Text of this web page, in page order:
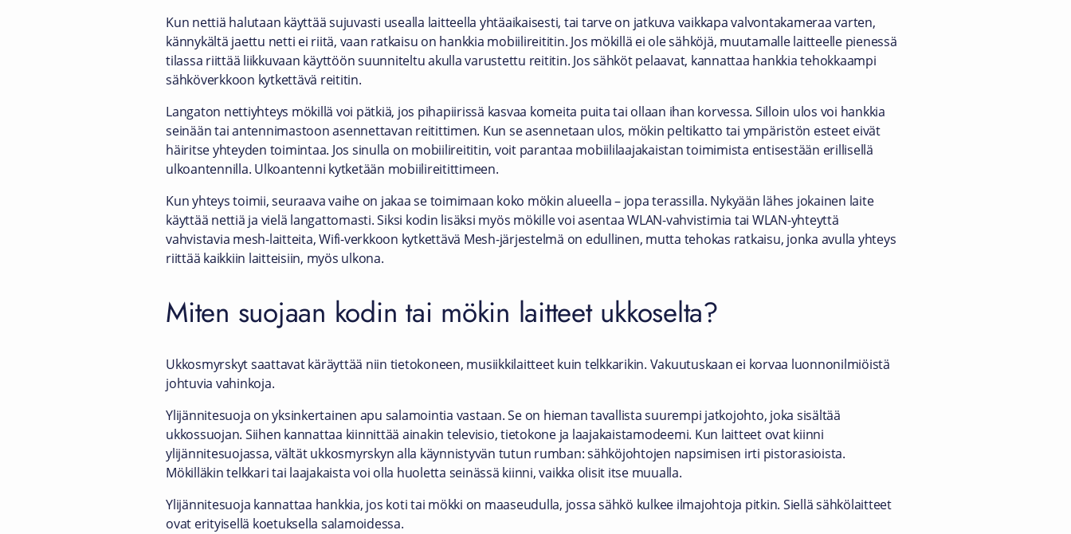
Kun nettiä halutaan käyttää sujuvasti usealla laitteella yhtäaikaisesti, tai tarve on jatkuva vaikkapa valvontakameraa varten,
kännykältä jaettu netti ei riitä, vaan ratkaisu on hankkia mobiilireititin. Jos mökillä ei ole sähköjä, muutamalle laitteelle pienessä
tilassa riittää liikkuvaan käyttöön suunniteltu akulla varustettu reititin. Jos sähköt pelaavat, kannattaa hankkia tehokkaampi
sähköverkkoon kytkettävä reititin.
Langaton nettiyhteys mökillä voi pätkiä, jos pihapiirissä kasvaa komeita puita tai ollaan ihan korvessa. Silloin ulos voi hankkia
seinään tai antennimastoon asennettavan reitittimen. Kun se asennetaan ulos, mökin peltikatto tai ympäristön esteet eivät
häiritse yhteyden toimintaa. Jos sinulla on mobiilireititin, voit parantaa mobiililaajakaistan toimimista entisestään erillisellä
ulkoantennilla. Ulkoantenni kytketään mobiilireitittimeen.
Kun yhteys toimii, seuraava vaihe on jakaa se toimimaan koko mökin alueella – jopa terassilla. Nykyään lähes jokainen laite
käyttää nettiä ja vielä langattomasti. Siksi kodin lisäksi myös mökille voi asentaa WLAN-vahvistimia tai WLAN-yhteyttä
vahvistavia mesh-laitteita, Wifi-verkkoon kytkettävä Mesh-järjestelmä on edullinen, mutta tehokas ratkaisu, jonka avulla yhteys
riittää kaikkiin laitteisiin, myös ulkona.
Miten suojaan kodin tai mökin laitteet ukkoselta?
Ukkosmyrskyt saattavat käräyttää niin tietokoneen, musiikkilaitteet kuin telkkarikin. Vakuutuskaan ei korvaa luonnonilmiöistä
johtuvia vahinkoja.
Ylijännitesuoja on yksinkertainen apu salamointia vastaan. Se on hieman tavallista suurempi jatkojohto, joka sisältää
ukkossuojan. Siihen kannattaa kiinnittää ainakin televisio, tietokone ja laajakaistamodeemi. Kun laitteet ovat kiinni
ylijännitesuojassa, vältät ukkosmyrskyn alla käynnistyvän tutun rumban: sähköjohtojen napsimisen irti pistorasioista.
Mökilläkin telkkari tai laajakaista voi olla huoletta seinässä kiinni, vaikka olisit itse muualla.
Ylijännitesuoja kannattaa hankkia, jos koti tai mökki on maaseudulla, jossa sähkö kulkee ilmajohtoja pitkin. Siellä sähkölaitteet
ovat erityisellä koetuksella salamoidessa.